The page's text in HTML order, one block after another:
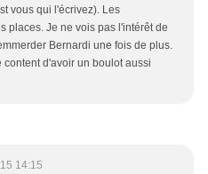
vous qui l'écrivez). Les
places. Je ne vois pas l'intérêt de
Bernardi une fois de plus.
content d'avoir un boulot aussi
14:15